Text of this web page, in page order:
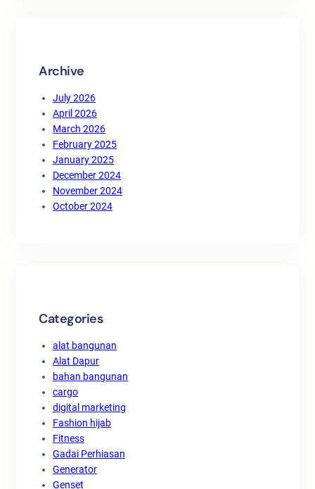
Archive
July 2026
April 2026
March 2026
February 2025
January 2025
December 2024
November 2024
October 2024
Categories
alat bangunan
Alat Dapur
bahan bangunan
cargo
digital marketing
Fashion hijab
Fitness
Gadai Perhiasan
Generator
Genset